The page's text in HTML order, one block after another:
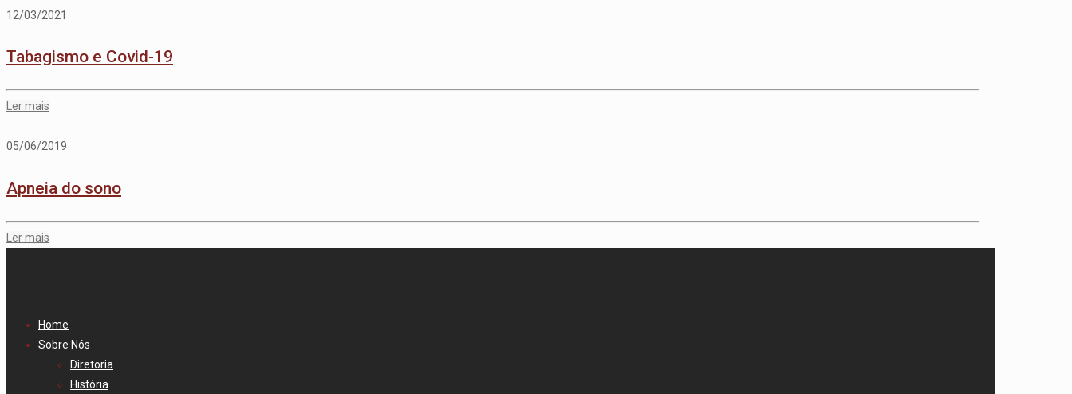
12/03/2021
Tabagismo e Covid-19
Ler mais
05/06/2019
Apneia do sono
Ler mais
Home
Sobre Nós
Diretoria
História